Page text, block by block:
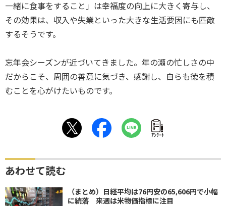
一緒に食事をすること」は幸福度の向上に大きく寄与し、
その効果は、収入や失業といった大きな生活要因にも匹敵
するそうです。
忘年会シーズンが近づいてきました。年の瀬の忙しさの中
だからこそ、周囲の善意に気づき、感謝し、自らも徳を積
むことを心がけたいものです。
ｱﾝｹｰﾄ
あわせて読む
（まとめ）日経平均は76円安の65,606円で小幅
に続落 来週は米物価指標に注目